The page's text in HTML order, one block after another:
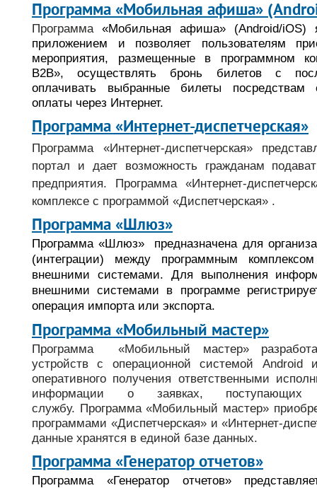
Программа «Мобильная афиша»
Программа«Мобильная афиша» (Android/iOS)
приложением и позволяет пользователям
мероприятия, размещенные в программном
B2B», осуществлять бронь билетов с
оплачивать выбранные билеты посредствам
оплаты через Интернет.
Программа «Интернет-диспетчерская»
Программа «Интернет-диспетчерская»
портал и дает возможность гражданам
предприятия. Программа «Интернет-
комплексе с программой «Диспетчерская» .
Программа «Шлюз»
Программа «Шлюз»
предназначена для
(интеграции) между программным
внешними системами. Для выполнения
внешними системами в программе
операция импорта или экспорта.
Программа «Мобильный мастер»
Программа «Мобильный мастер»
устройств с операционной системой Android
оперативного получения ответственными
информации о заявках, поступающих
службу. Программа «Мобильный мастер»
программами «Диспетчерская» и «Интернет-
данные хранятся в единой базе данных.
Программа «Генератор отчетов»
Программа «Генератор отчетов»